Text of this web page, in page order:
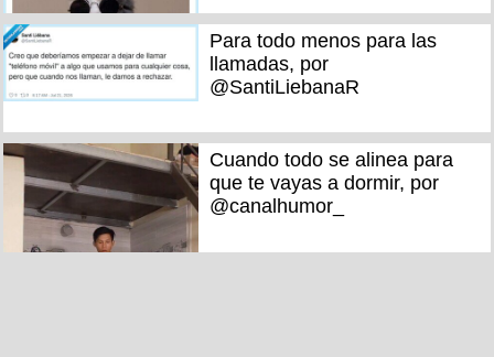
Para todo menos para las
llamadas, por
@SantiLiebanaR
Cuando todo se alinea para
que te vayas a dormir, por
@canalhumor_